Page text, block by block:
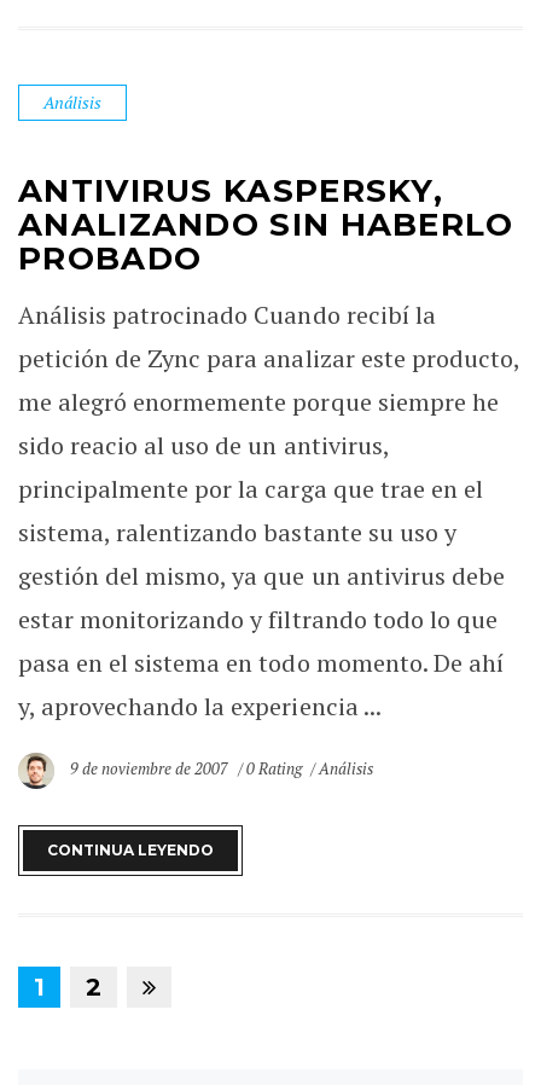
Análisis
ANTIVIRUS KASPERSKY,
ANALIZANDO SIN HABERLO
PROBADO
Análisis patrocinado Cuando recibí la
petición de Zync para analizar este producto,
me alegró enormemente porque siempre he
sido reacio al uso de un antivirus,
principalmente por la carga que trae en el
sistema, ralentizando bastante su uso y
gestión del mismo, ya que un antivirus debe
estar monitorizando y filtrando todo lo que
pasa en el sistema en todo momento. De ahí
y, aprovechando la experiencia ...
9 de noviembre de 2007 0 Rating Análisis
CONTINUA LEYENDO
1 2